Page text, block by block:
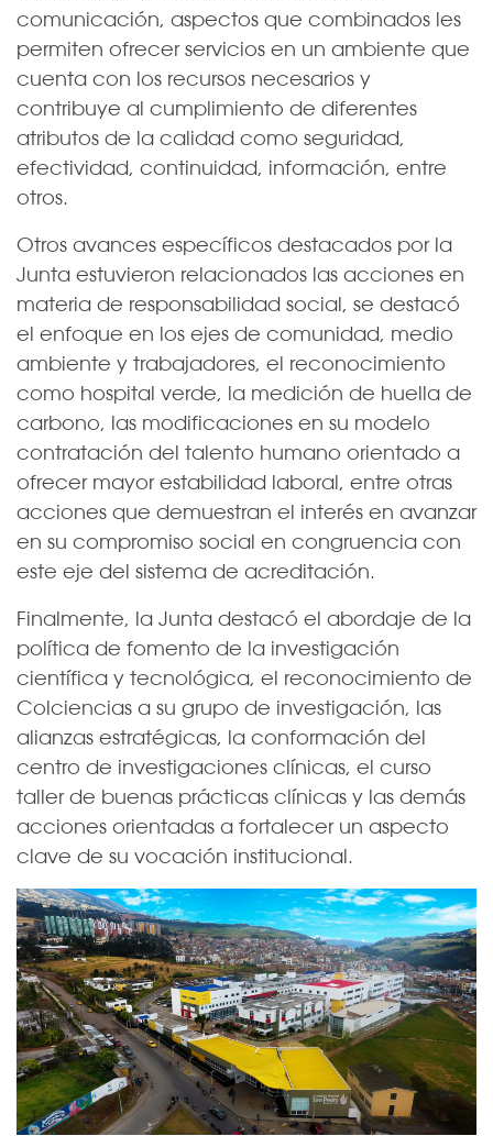
comunicación, aspectos que combinados les
permiten ofrecer servicios en un ambiente que
cuenta con los recursos necesarios y
contribuye al cumplimiento de diferentes
atributos de la calidad como seguridad,
efectividad, continuidad, información, entre
otros.
Otros avances específicos destacados por la
Junta estuvieron relacionados las acciones en
materia de responsabilidad social, se destacó
el enfoque en los ejes de comunidad, medio
ambiente y trabajadores, el reconocimiento
como hospital verde, la medición de huella de
carbono, las modificaciones en su modelo
contratación del talento humano orientado a
ofrecer mayor estabilidad laboral, entre otras
acciones que demuestran el interés en avanzar
en su compromiso social en congruencia con
este eje del sistema de acreditación.
Finalmente, la Junta destacó el abordaje de la
política de fomento de la investigación
científica y tecnológica, el reconocimiento de
Colciencias a su grupo de investigación, las
alianzas estratégicas, la conformación del
centro de investigaciones clínicas, el curso
taller de buenas prácticas clínicas y las demás
acciones orientadas a fortalecer un aspecto
clave de su vocación institucional.